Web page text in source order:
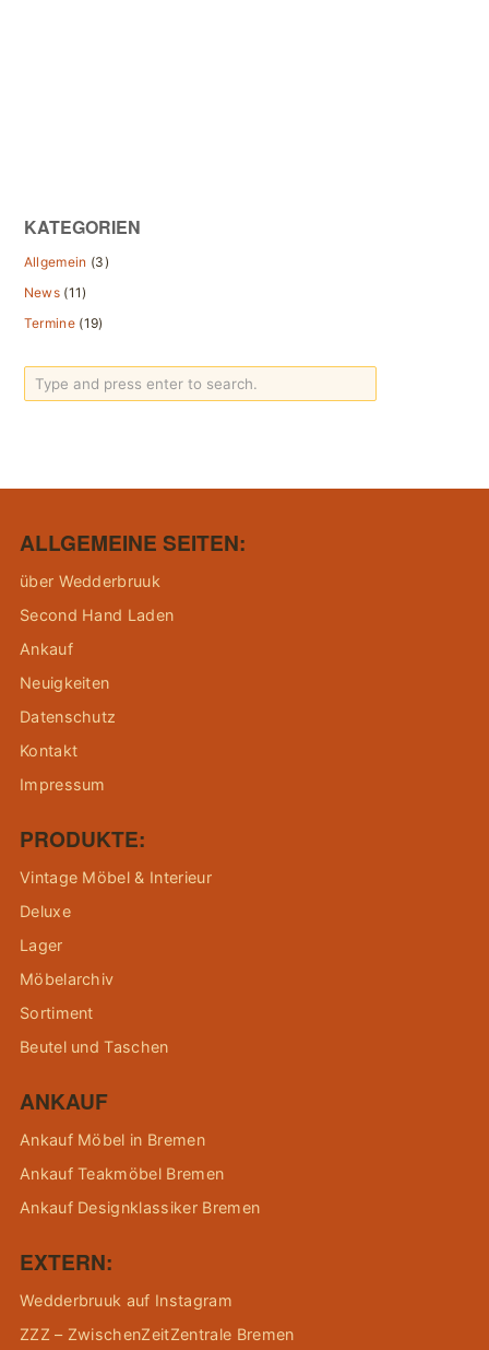
KATEGORIEN
Allgemein (3)
News (11)
Termine (19)
ALLGEMEINE SEITEN:
über Wedderbruuk
Second Hand Laden
Ankauf
Neuigkeiten
Datenschutz
Kontakt
Impressum
PRODUKTE:
Vintage Möbel & Interieur
Deluxe
Lager
Möbelarchiv
Sortiment
Beutel und Taschen
ANKAUF
Ankauf Möbel in Bremen
Ankauf Teakmöbel Bremen
Ankauf Designklassiker Bremen
EXTERN:
Wedderbruuk auf Instagram
ZZZ – ZwischenZeitZentrale Bremen